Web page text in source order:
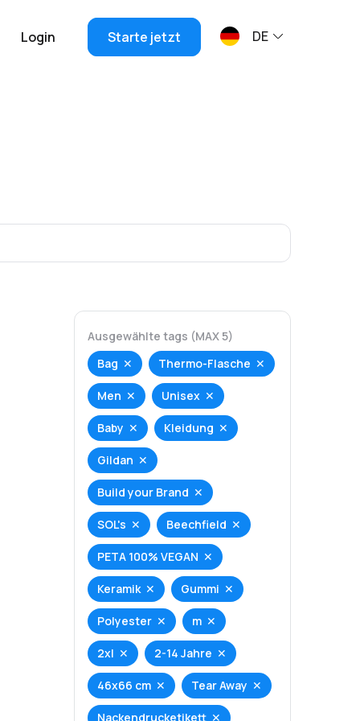
Login Starte jetzt DE
Ausgewählte tags (MAX 5)
Bag
Thermo-Flasche
Men Unisex
Baby Kleidung
Gildan
Build your Brand
SOL's Beechfield
PETA 100% VEGAN
Keramik Gummi
Polyester m
2xl 2-14 Jahre
46x66 cm Tear Away
Nackendrucketikett